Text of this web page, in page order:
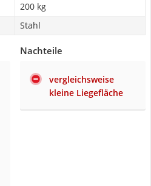
200 kg
Stahl
Nachteile
vergleichsweise
kleine Liegefläche